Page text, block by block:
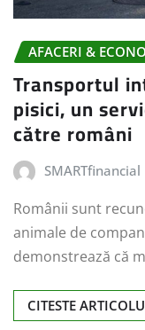
AFACERI &
Transportul
pisici, un
către români
SMARTfinancial
Românii sunt
animale de
demonstrează că
CITESTE